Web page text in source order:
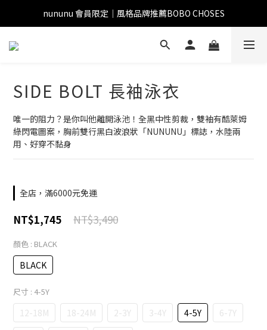
nununu 會員限定｜風格品牌推薦BOBO CHOSES
SIDE BOLT 長袖泳衣
唯一的阻力？是你叫他離開泳池！全黑中性剪裁，雙袖有酷萊姆
綠閃電圖案，胸前雙行黑白波浪狀「NUNUNU」標誌，水陸兩
用、好穿不黏身
全店，滿6000元免運
NT$3,490
NT$1,745
顏色 : BLACK
BLACK
尺寸 : 4-5Y
12-18M 18-24M 2-3Y 3-4Y 4-5Y
6-7Y